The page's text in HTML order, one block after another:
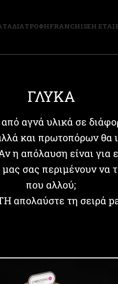
ΔΙΑΤΡΟΦΗFRANCHISEΗ
ΓΛΥΚΑ
αγνά υλικά σε
και πρωτοπόρων θα
η απόλαυση είναι για
σας περιμένουν να
που αλλού;
απολαύστε τη σειρά